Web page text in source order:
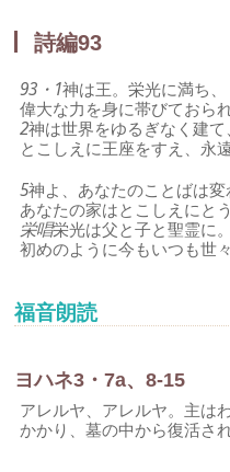
詩編93
93・1神は王。栄光に満ち、
偉大な力を身に帯びておられ
2神は世界をゆるぎなく建て、
とこしえに王座をすえ、永
5神よ、あなたのことばは変
あなたの家はとこしえにとう
栄唱栄光は父と子と聖霊に。
初めのように今もいつも世
福音朗読
ヨハネ3・7a、8-15
アレルヤ、アレルヤ。主は
かかり、墓の中から復活さ